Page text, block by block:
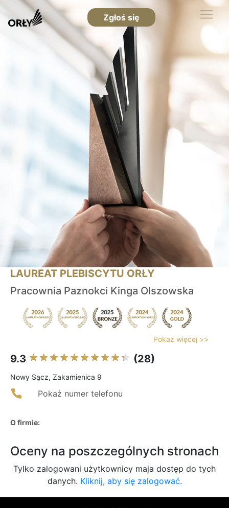
Zgłoś się
LAUREAT PLEBISCYTU ORŁY
Pracownia Paznokci Kinga Olszowska
Pokaż więcej >>
9.3 (28)
Nowy Sącz, Zakamienica 9
Pokaż numer telefonu
O firmie:
Oceny na poszczególnych stronach
Tylko zalogowani użytkownicy maja dostęp do tych
danych. Kliknij, aby się zalogować.